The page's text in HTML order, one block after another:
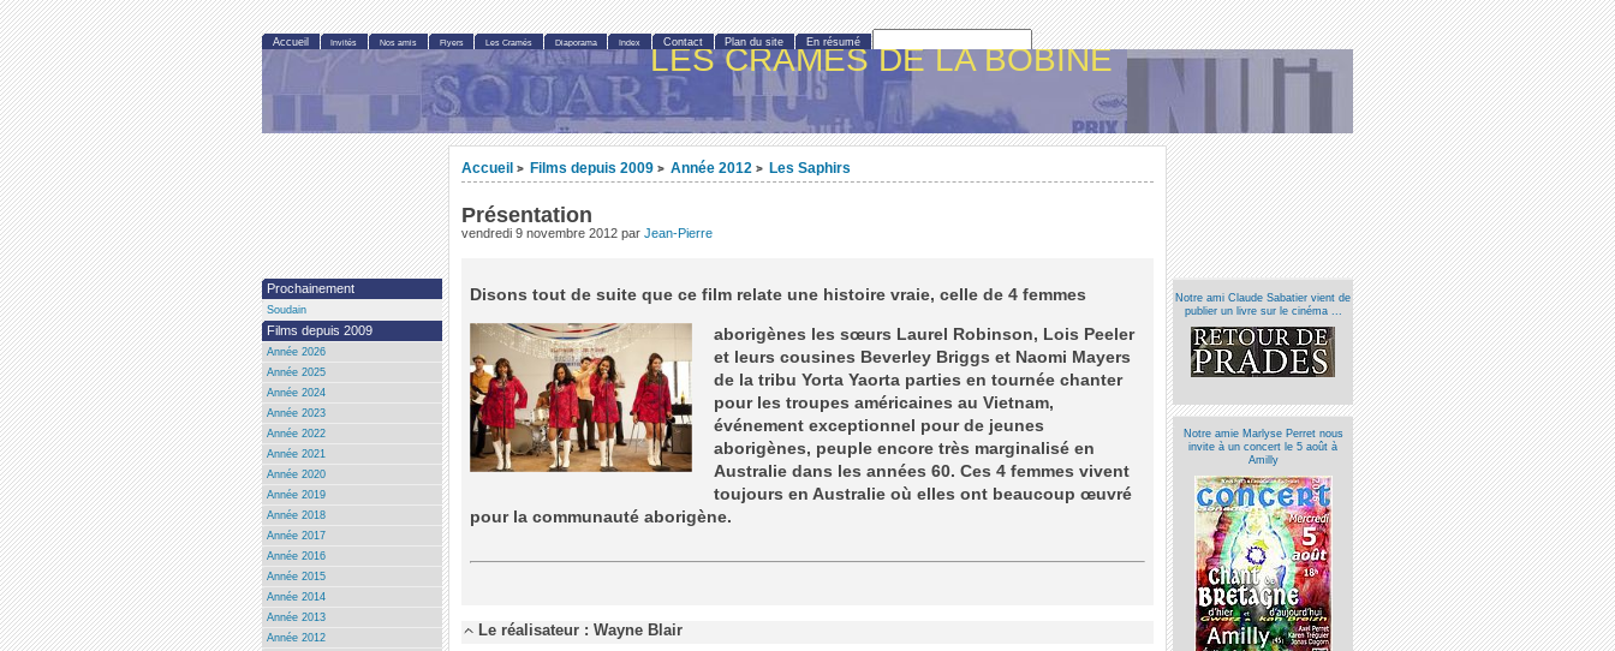
LES CRAMÉS DE LA BOBINE
Accueil > Films depuis 2009 > Année 2012 > Les Saphirs
Présentation
vendredi 9 novembre 2012 par Jean-Pierre
Disons tout de suite que ce film relate une histoire vraie, celle de 4 femmes
aborigènes les sœurs Laurel Robinson, Lois Peeler
et leurs cousines Beverley Briggs et Naomi Mayers
de la tribu Yorta Yaorta parties en tournée chanter
pour les troupes américaines au Vietnam,
événement exceptionnel pour de jeunes
aborigènes, peuple encore très marginalisé en
Australie dans les années 60. Ces 4 femmes vivent
toujours en Australie où elles ont beaucoup œuvré
pour la communauté aborigène.
Le réalisateur : Wayne Blair
Notre ami Claude Sabatier vient de
publier un livre sur le cinéma ...
Notre amie Marlyse Perret nous
invite à un concert le 5 août à
Amilly
Accueil Invités Nos amis Flyers Les Cramés Diaporama Index Contact Plan du site En résumé
Prochainement
Soudain
Films depuis 2009
Année 2026
Année 2025
Année 2024
Année 2023
Année 2022
Année 2021
Année 2020
Année 2019
Année 2018
Année 2017
Année 2016
Année 2015
Année 2014
Année 2013
Année 2012